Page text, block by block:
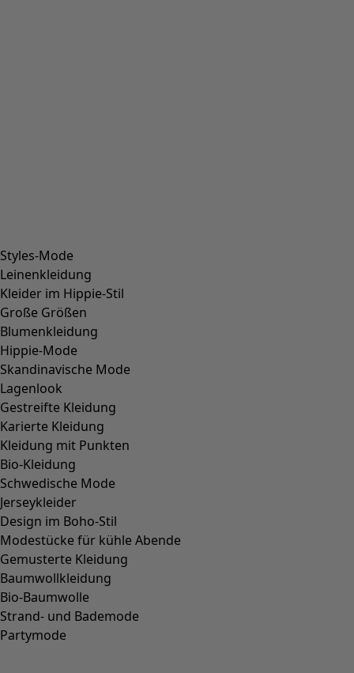
Styles-Mode
Leinenkleidung
Kleider im Hippie-Stil
Große Größen
Blumenkleidung
Hippie-Mode
Skandinavische Mode
Lagenlook
Gestreifte Kleidung
Karierte Kleidung
Kleidung mit Punkten
Bio-Kleidung
Schwedische Mode
Jerseykleider
Design im Boho-Stil
Modestücke für kühle Abende
Gemusterte Kleidung
Baumwollkleidung
Bio-Baumwolle
Strand- und Bademode
Partymode